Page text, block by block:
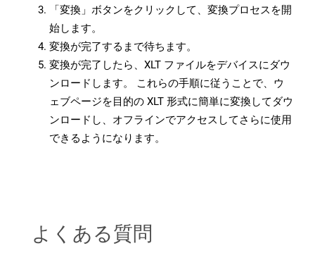
「変換」ボタンをクリックして、変換プロセスを開
始します。
変換が完了するまで待ちます。
変換が完了したら、XLT ファイルをデバイスにダウ
ンロードします。 これらの手順に従うことで、ウ
ェブページを目的の XLT 形式に簡単に変換してダウ
ンロードし、オフラインでアクセスしてさらに使用
できるようになります。
よくある質問